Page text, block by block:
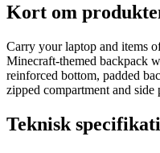
Kort om
Carry your laptop and items
Minecraft-themed backpack
reinforced bottom, padded
zipped compartment and side
Teknisk